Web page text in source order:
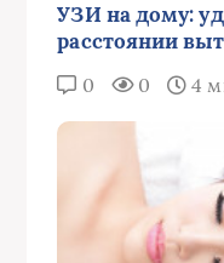
УЗИ на дому:
расстоянии
0 0 4